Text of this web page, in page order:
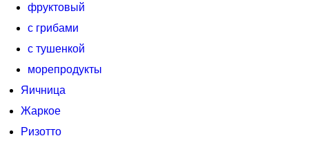
фруктовый
с грибами
с тушенкой
морепродукты
Яичница
Жаркое
Ризотто